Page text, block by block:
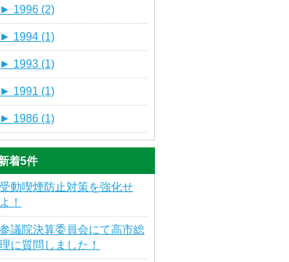
► 1996 (2)
► 1994 (1)
► 1993 (1)
► 1991 (1)
► 1986 (1)
着5件
受動喫煙防止対策を強化せ
よ！
参議院決算委員会にて高市総
理に質問しました！